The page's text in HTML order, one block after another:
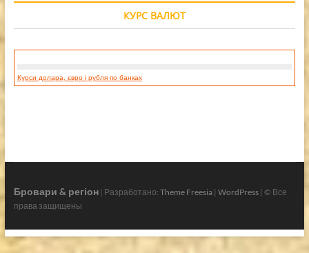
КУРС ВАЛЮТ
Курси долара, євро і рубля по банках
Бровари & регіон| Разработано: Theme Freesia| WordPress| © Все
права защищены